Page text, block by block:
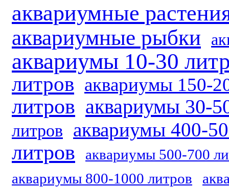
аквариумные
аквариумные рыбки
аквариумы 10-30
литров аквариумы 150-
литров аквариумы 30-
литров аквариумы 400-
литров
аквариумы 500-700
аквариумы 800-1000 литров